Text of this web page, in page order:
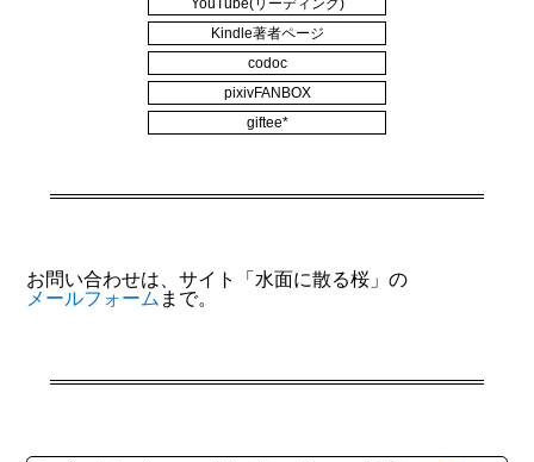
YouTube(リーディング)
Kindle著者ページ
codoc
pixivFANBOX
giftee*
お問い合わせは、サイト「水面に散る桜」の
メールフォーム まで。